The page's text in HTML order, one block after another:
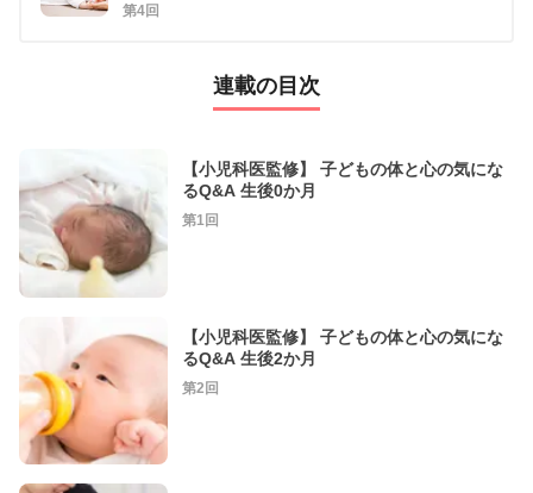
第4回
連載の目次
【小児科医監修】 子どもの体と心の気にな
るQ&A 生後0か月
第1回
【小児科医監修】 子どもの体と心の気にな
るQ&A 生後2か月
第2回